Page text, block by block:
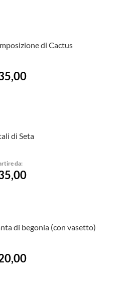
di Cactus
di Seta
da:
di begonia (con vasetto)